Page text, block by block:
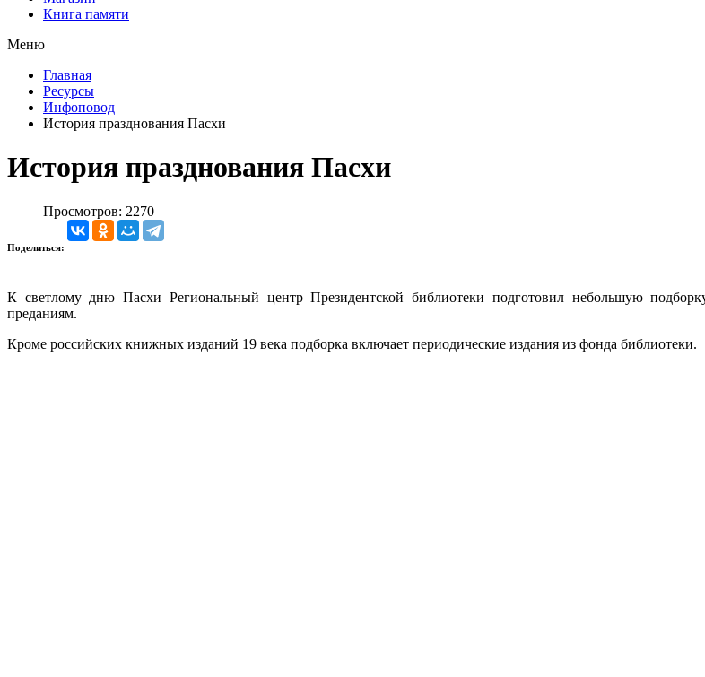
Книга памяти
Меню
Главная
Ресурсы
Инфоповод
История празднования Пасхи
История празднования Пасхи
Просмотров: 2270
Поделиться:
К светлому дню Пасхи Региональный центр Президентской библиотеки подготовил небольшую
преданиям.
Кроме российских книжных изданий 19 века подборка включает периодические издания из фонда библиотеки.